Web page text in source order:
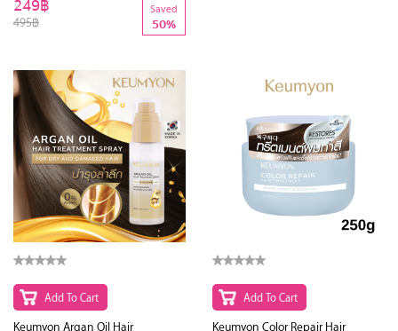
495฿
249฿ Saved
50%
Add To Cart
Keumyon Argan Oil Hair
Add To Cart
Keumyon Color Repair Hair